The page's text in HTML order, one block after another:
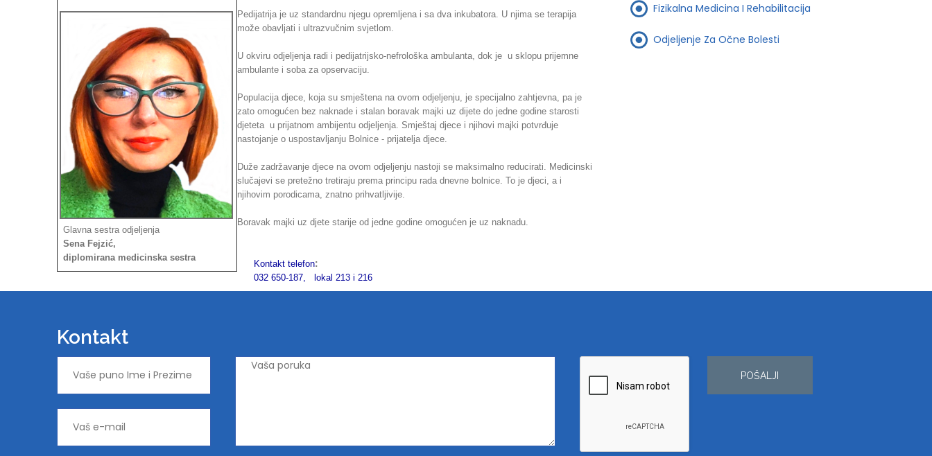
Glavna sestra odjeljenja
Sena Fejzić,
diplomirana medicinska sestra
Pedijatrija je uz standardnu njegu opremljena i sa dva inkubatora. U njima se terapija
može obavljati i ultrazvučnim svjetlom.
U okviru odjeljenja radi i pedijatrijsko-nefrološka ambulanta, dok je u sklopu prijemne
ambulante i soba za opservaciju.
Populacija djece, koja su smještena na ovom odjeljenju, je specijalno zahtjevna, pa je
zato omogućen bez naknade i stalan boravak majki uz dijete do jedne godine starosti
djeteta u prijatnom ambijentu odjeljenja. Smještaj djece i njihovi majki potvrđuje
nastojanje o uspostavljanju Bolnice - prijatelja djece.
Duže zadržavanje djece na ovom odjeljenju nastoji se maksimalno reducirati. Medicinski
slučajevi se pretežno tretiraju prema principu rada dnevne bolnice. To je djeci, a i
njihovim porodicama, znatno prihvatljivije.
Boravak majki uz djete starije od jedne godine omogućen je uz naknadu.
Kontakt telefon:
032 650-187, lokal 213 i 216
Fizikalna Medicina I Rehabilitacija
Odjeljenje Za Očne Bolesti
Kontakt
POŠALJI